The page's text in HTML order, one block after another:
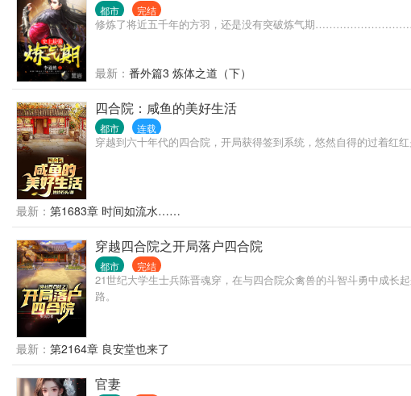
都市 完结
修炼了将近五千年的方羽，还是没有突破炼气期
最新： 番外篇3 炼体之道（下）
四合院：咸鱼的美好生活
都市 连载
穿越到六十年代的四合院，开局获得签到系统，悠然自得的过着
最新： 第1683章 时间如流水……
穿越四合院之开局落户四合院
都市 完结
21世纪大学生士兵陈晋魂穿，在与四合院众禽兽的斗智斗勇中成长
路。
最新： 第2164章 良安堂也来了
官妻